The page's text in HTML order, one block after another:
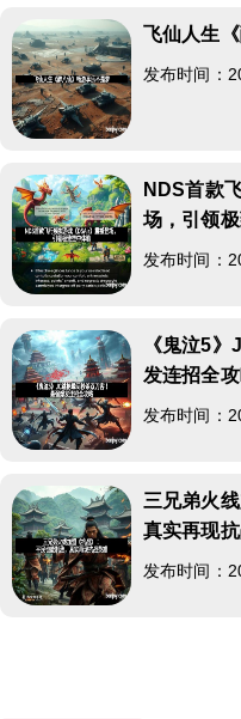
飞仙人生
发布时间：
NDS首款
场，引领
发布时间：
《鬼泣5
发连招全
发布时间：
三兄弟火
真实再现
发布时间：